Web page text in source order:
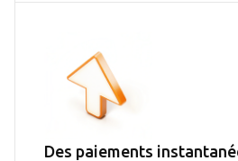
Des paiements